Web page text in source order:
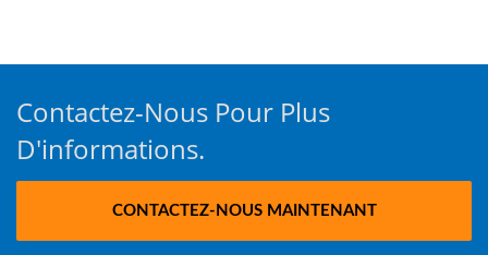
Contactez-Nous Pour Plus
D'informations.
CONTACTEZ-NOUS MAINTENANT